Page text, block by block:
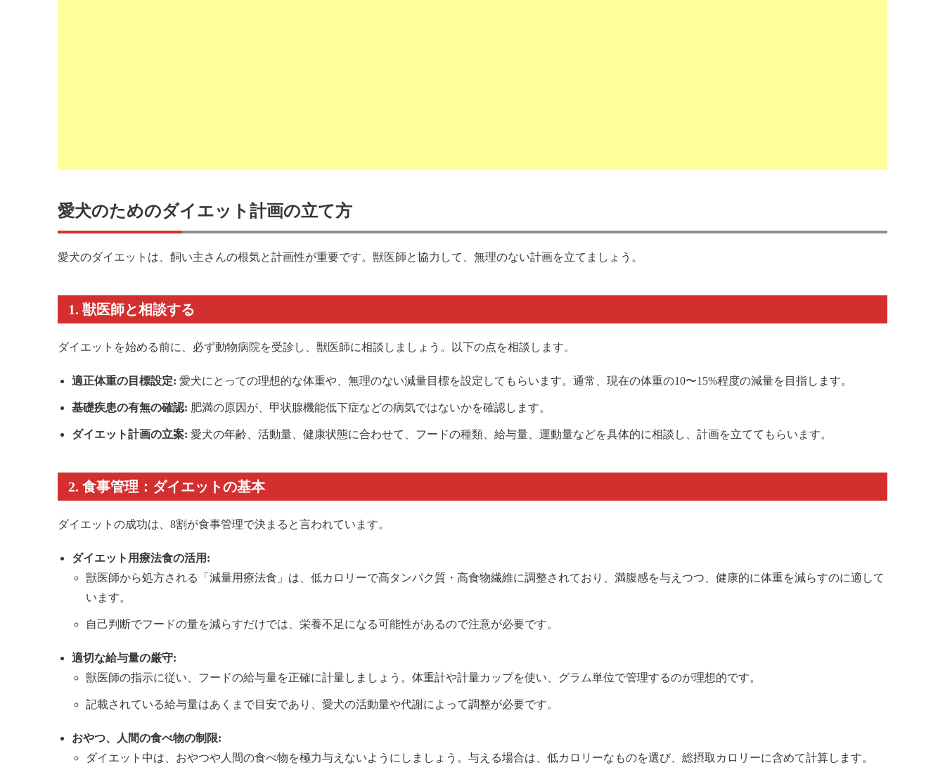
愛犬のためのダイエット計画の立て方
愛犬のダイエットは、飼い主さんの根気と計画性が重要です。獣医師と協力して、無理のない計画を立てましょう。
1. 獣医師と相談する
ダイエットを始める前に、必ず動物病院を受診し、獣医師に相談しましょう。以下の点を相談します。
適正体重の目標設定: 愛犬にとっての理想的な体重や、無理のない減量目標を設定してもらいます。通常、現在の体重の10〜15%程度の減量を目指します。
基礎疾患の有無の確認: 肥満の原因が、甲状腺機能低下症などの病気ではないかを確認します。
ダイエット計画の立案: 愛犬の年齢、活動量、健康状態に合わせて、フードの種類、給与量、運動量などを具体的に相談し、計画を立ててもらいます。
2. 食事管理：ダイエットの基本
ダイエットの成功は、8割が食事管理で決まると言われています。
ダイエット用療法食の活用:
獣医師から処方される「減量用療法食」は、低カロリーで高タンパク質・高食物繊維に調整されており、満腹感を与えつつ、健康的に体重を減らすのに適して
います。
自己判断でフードの量を減らすだけでは、栄養不足になる可能性があるので注意が必要です。
適切な給与量の厳守:
獣医師の指示に従い、フードの給与量を正確に計量しましょう。体重計や計量カップを使い、グラム単位で管理するのが理想的です。
記載されている給与量はあくまで目安であり、愛犬の活動量や代謝によって調整が必要です。
おやつ、人間の食べ物の制限:
ダイエット中は、おやつや人間の食べ物を極力与えないようにしましょう。与える場合は、低カロリーなものを選び、総摂取カロリーに含めて計算します。